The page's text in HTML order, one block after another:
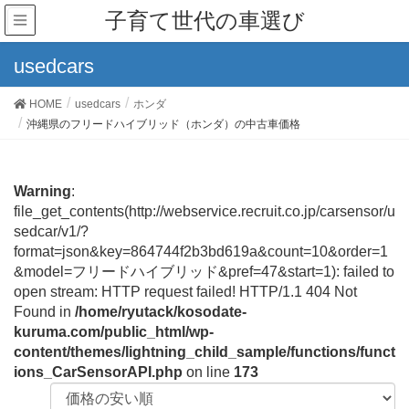
子育て世代の車選び
usedcars
HOME usedcars
ホンダ
沖縄県のフリードハイブリッド（ホンダ）の中古車価格
Warning:
file_get_contents(http://webservice.recruit.co.jp/carsensor/u
sedcar/v1/?
format=json&key=864744f2b3bd619a&count=10&order=1
&model=フリードハイブリッド&pref=47&start=1): failed to
open stream: HTTP request failed! HTTP/1.1 404 Not
Found in /home/ryutack/kosodate-
kuruma.com/public_html/wp-
content/themes/lightning_child_sample/functions/funct
ions_CarSensorAPI.php on line 173